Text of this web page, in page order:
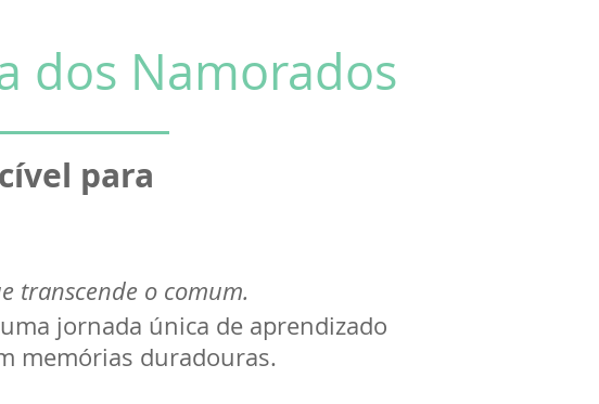
dos Namorados
para
transcende o comum.
jornada única de aprendizado
memórias duradouras.